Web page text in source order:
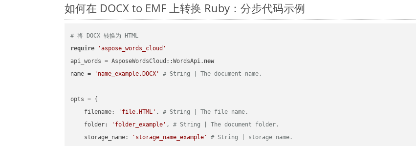
如何在 DOCX to EMF 上转换 Ruby：分步代码示例
# 将 DOCX 转换为 HTML
require
'aspose_words_cloud'
api_words = AsposeWordsCloud::WordsApi. new
name =
'name_example.DOCX' # String | The document name.
opts = {
    filename:
'file.HTML' , # String | The file name.
    folder:
'folder_example' , # String | The document folder.
    storage_name:
'storage_name_example'
# String | storage name.